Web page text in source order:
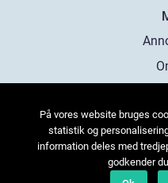
På vores website bruges
statistik og
information deles med
godkender